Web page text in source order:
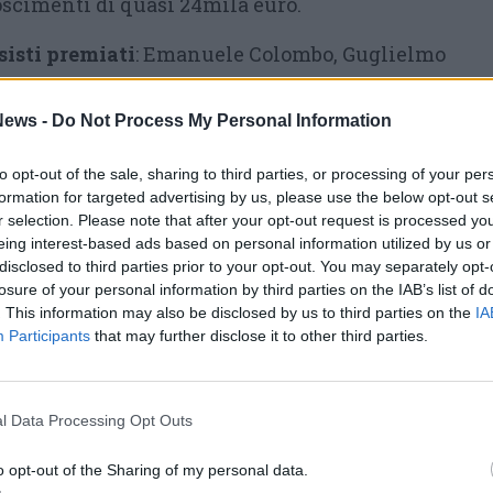
- Do Not Process My Personal Information
opt-out of the sale, sharing to third parties, or processing of your
for targeted advertising by us, please use the below opt-out
selection. Please note that after your opt-out request is processed
interest-based ads based on personal information utilized by us
to third parties prior to your opt-out. You may separately
of your personal information by third parties on the IAB’s list of
This information may also be disclosed by us to third parties on the
Participants that may further disclose it to other third parties.
Data Processing Opt Outs
opt-out of the Sharing of my personal data.
premiati: Emanuele Colombo, Guglielmo
Michele Rampinini, Antonio Francesco
Giorgio Cunardi, Fernando Settimo,
Restelli, Michele Trobia, Matteo
e Stefano Carlo Falcone.
che ci hanno permesso di essere qui oggi
studente al secondo annodella
Questo premio conclude un percorso
università, grazie alla quale sono
obiettivi. Alla LIUC non ho
ma anche lezioni di vita. La più
siamo nati per sognare, e per farlo in